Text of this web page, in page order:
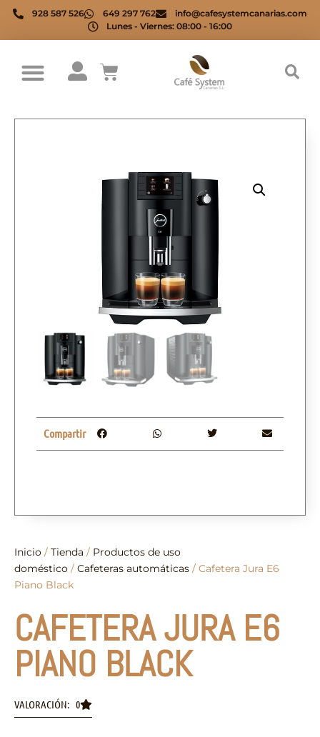
928 587 526 649 297 762
info@cafesystemcanarias.com
Lunes - Viernes: 08:00 - 16:00
Inicio / Tienda / Productos de uso
doméstico / Cafeteras automáticas / Cafetera Jura E6
Piano Black
CAFETERA JURA E6
PIANO BLACK
VALORACIÓN: 0
Compartir